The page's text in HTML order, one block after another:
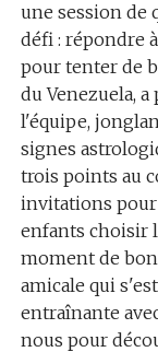
une session de
défi : répondre
pour tenter de
du Venezuela,
l'équipe,
signes
trois points au
invitations pour
enfants choisir
moment de
amicale qui
entraînante
nous pour